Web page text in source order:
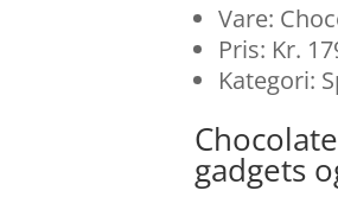
Vare:
Pris: Kr.
Kategori:
gadgets